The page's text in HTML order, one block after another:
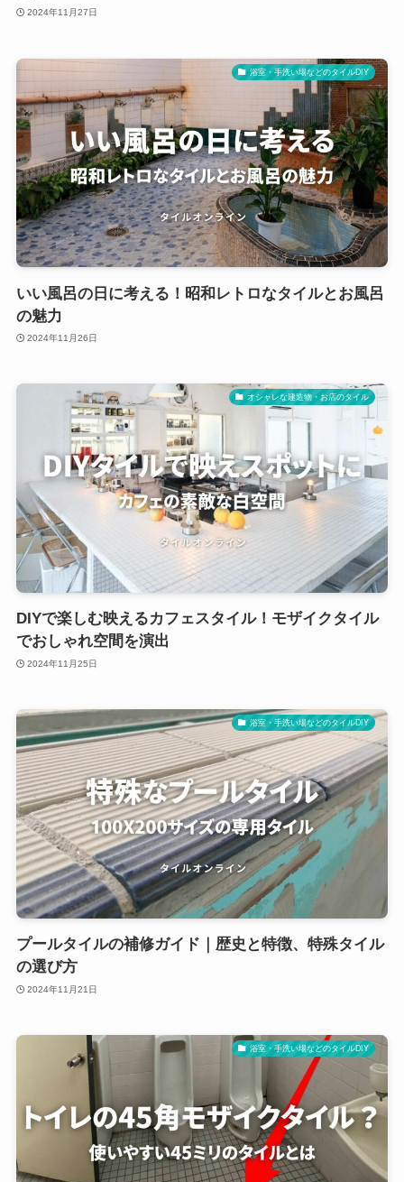
2024年11月27日
浴室・手洗い場などのタイルDIY
いい風呂の日に考える！昭和レトロなタイルとお風呂
の魅力
2024年11月26日
オシャレな建造物・お店のタイル
DIYで楽しむ映えるカフェスタイル！モザイクタイル
でおしゃれ空間を演出
2024年11月25日
浴室・手洗い場などのタイルDIY
プールタイルの補修ガイド｜歴史と特徴、特殊タイル
の選び方
2024年11月21日
浴室・手洗い場などのタイルDIY